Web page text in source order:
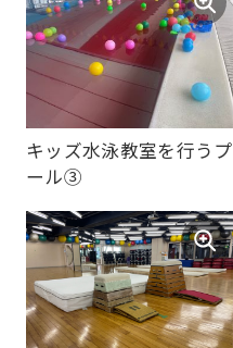
キッズ水泳教室を行うプ
ール③